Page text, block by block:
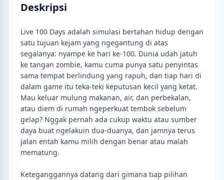
Deskripsi
Live 100 Days adalah simulasi bertahan hidup dengan
satu tujuan kejam yang ngegantung di atas
segalanya: nyampe ke hari ke-100. Dunia udah jatuh
ke tangan zombie, kamu cuma punya satu penyintas
sama tempat berlindung yang rapuh, dan tiap hari di
dalam game itu teka-teki keputusan kecil yang ketat.
Mau keluar mulung makanan, air, dan perbekalan,
atau diem di rumah ngeperkuat tembok sebelum
gelap? Nggak pernah ada cukup waktu atau sumber
daya buat ngelakuin dua-duanya, dan jamnya terus
jalan entah kamu milih dengan benar atau malah
mematung.
Keteganggannya datang dari gimana tiap pilihan